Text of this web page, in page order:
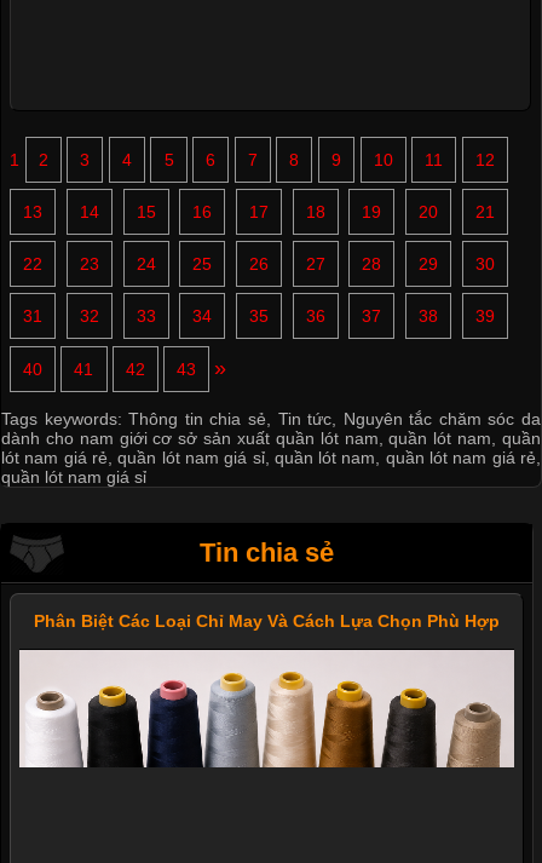
1 2 3 4 5 6 7 8 9 10 11 12
13 14 15 16 17 18 19 20 21
22 23 24 25 26 27 28 29 30
31 32 33 34 35 36 37 38 39
40 41 42 43 »
Tags keywords:Thông tin chia sẻ, Tin tức, Nguyên tắc chăm sóc da
dành cho nam giới cơ sở sản xuất quần lót nam,quần lót nam,quần
lót nam giá rẻ,quần lót nam giá sỉ, quần lót nam, quần lót nam giá rẻ,
quần lót nam giá sỉ
Tin chia sẻ
Phân Biệt Các Loại Chỉ May Và Cách Lựa Chọn Phù Hợp